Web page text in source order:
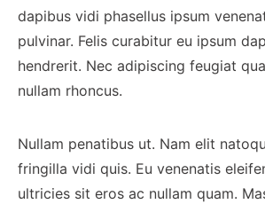
dapibus vidi phasellus ipsum
pulvinar. Felis curabitur eu ipsum
hendrerit. Nec adipiscing feugiat
nullam rhoncus.
Nullam penatibus ut. Nam elit
fringilla vidi quis. Eu venenatis
ultricies sit eros ac nullam quam.